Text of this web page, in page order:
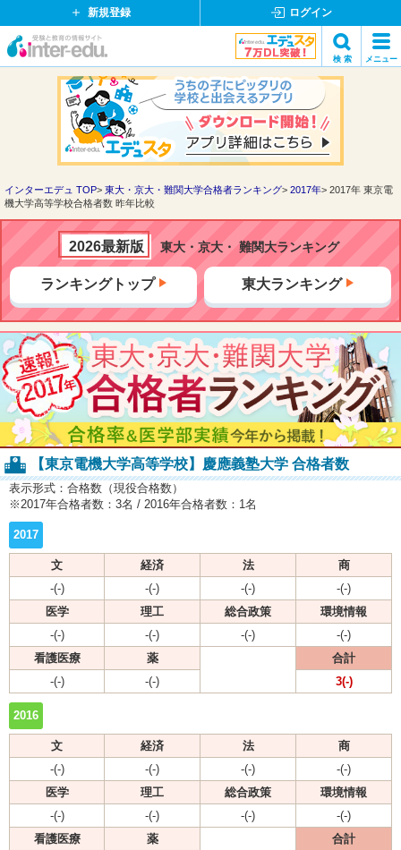
新規登録 ログイン
イ
ド
ッ
ト
検 索 メニュー
検索
インターエデュ TOP 東大・京大・難関大学合格者ランキング 2017年
2017年 東京電
機大学高等学校合格者数 昨年比較
2026最新版 東大・京大・ 難関大ランキング
ランキングトップ 東大ランキング
【東京電機大学高等学校】慶應義塾大学 合格者数
表示形式：合格数（現役合格数）
※2017年合格者数：3名 / 2016年合格者数：1名
2017
文 経済 法
商
-(-)
-(-) -(-)
-(-)
医学
理工 総合政策
環境情報
-(-)
-(-) -(-)
-(-)
看護医療
薬
合計
-(-)
-(-) 3(-)
2016
文 経済 法
商
-(-)
-(-) -(-)
-(-)
医学
理工 総合政策
環境情報
-(-)
-(-) -(-)
-(-)
看護医療
薬
合計